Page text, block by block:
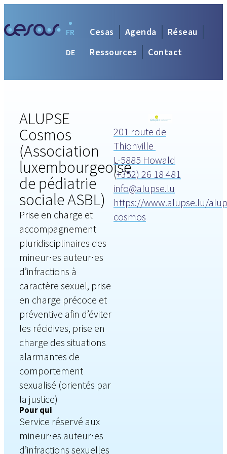
Cesas Agenda
Réseau
Ressources
Contact
FR
DE
ALUPSE
Cosmos
(Association
luxembourgeoise
de pédiatrie
sociale ASBL)
Prise en charge et
accompagnement
pluridisciplinaires des
mineur∙es auteur∙es
d’infractions à
caractère sexuel, prise
en charge précoce et
préventive afin d’éviter
les récidives, prise en
charge des situations
alarmantes de
comportement
sexualisé (orientés par
la justice)
Pour qui
Service réservé aux
mineur∙es auteur∙es
d’infractions sexuelles
201 route de
Thionville
L-5885 Howald
(+352) 26 18 481
info@alupse.lu
https://www.alupse.lu/
cosmos